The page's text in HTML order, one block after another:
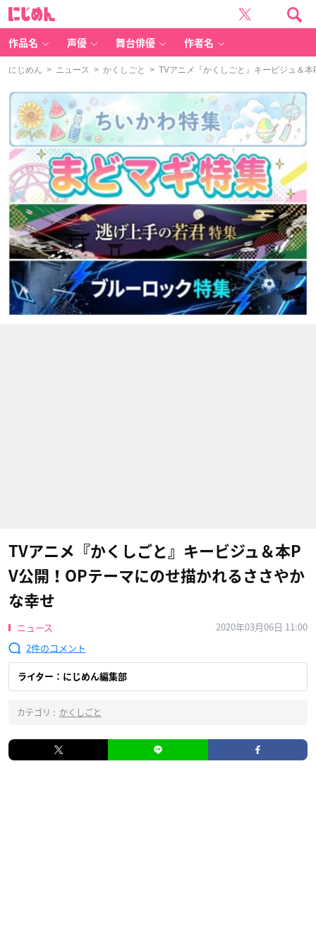
作品名 声優 舞台俳優 作者名
にじめん > ニュース > かくしごと > TVアニメ『かくしごと』キービジュ＆
TVアニメ『かくしごと』キービジュ＆本P
V公開！OPテーマにのせ描かれるささやか
な幸せ
ニュース
2020年03月06日 11:00
2
ライター：にじめん編集部
カテゴリ : かくしごと